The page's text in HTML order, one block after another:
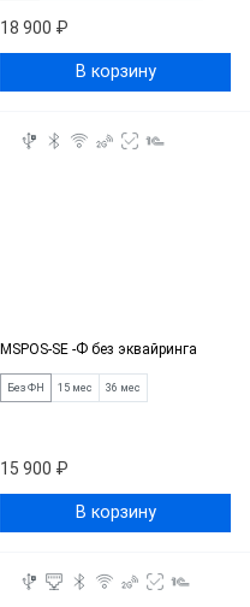
18 900 ₽
В корзину
MSPOS-SE -Ф без эквайринга
Без ФН 15 мес 36 мес
15 900 ₽
В корзину